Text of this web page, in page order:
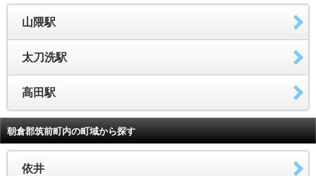
山隈駅
太刀洗駅
高田駅
朝倉郡筑前町内の町域から探す
依井